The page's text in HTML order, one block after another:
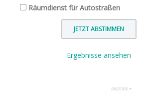
Räumdienst für Autostraßen
Ergebnisse ansehen